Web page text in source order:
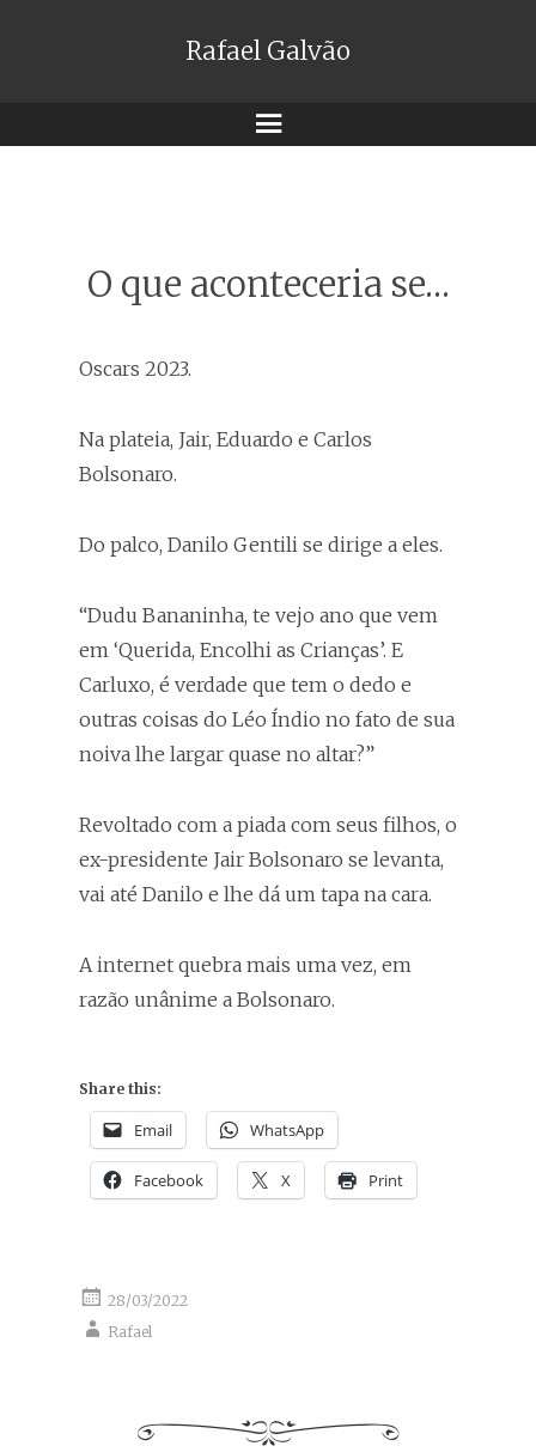
Rafael Galvão
Menu
O que aconteceria se…
Oscars 2023.
Na plateia, Jair, Eduardo e Carlos
Bolsonaro.
Do palco, Danilo Gentili se dirige a eles.
“Dudu Bananinha, te vejo ano que vem
em ‘Querida, Encolhi as Crianças’. E
Carluxo, é verdade que tem o dedo e
outras coisas do Léo Índio no fato de sua
noiva lhe largar quase no altar?”
Revoltado com a piada com seus filhos, o
ex-presidente Jair Bolsonaro se levanta,
vai até Danilo e lhe dá um tapa na cara.
A internet quebra mais uma vez, em
razão unânime a Bolsonaro.
Share this:
Email WhatsApp
Facebook X Print
28/03/2022
Rafael